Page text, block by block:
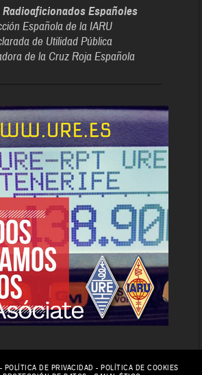
Radioaficionados Españoles
Española de la IARU
de Utilidad Pública
de la Cruz Roja Española
- POLÍTICA DE PRIVACIDAD -POLÍTICA DE COOKIES